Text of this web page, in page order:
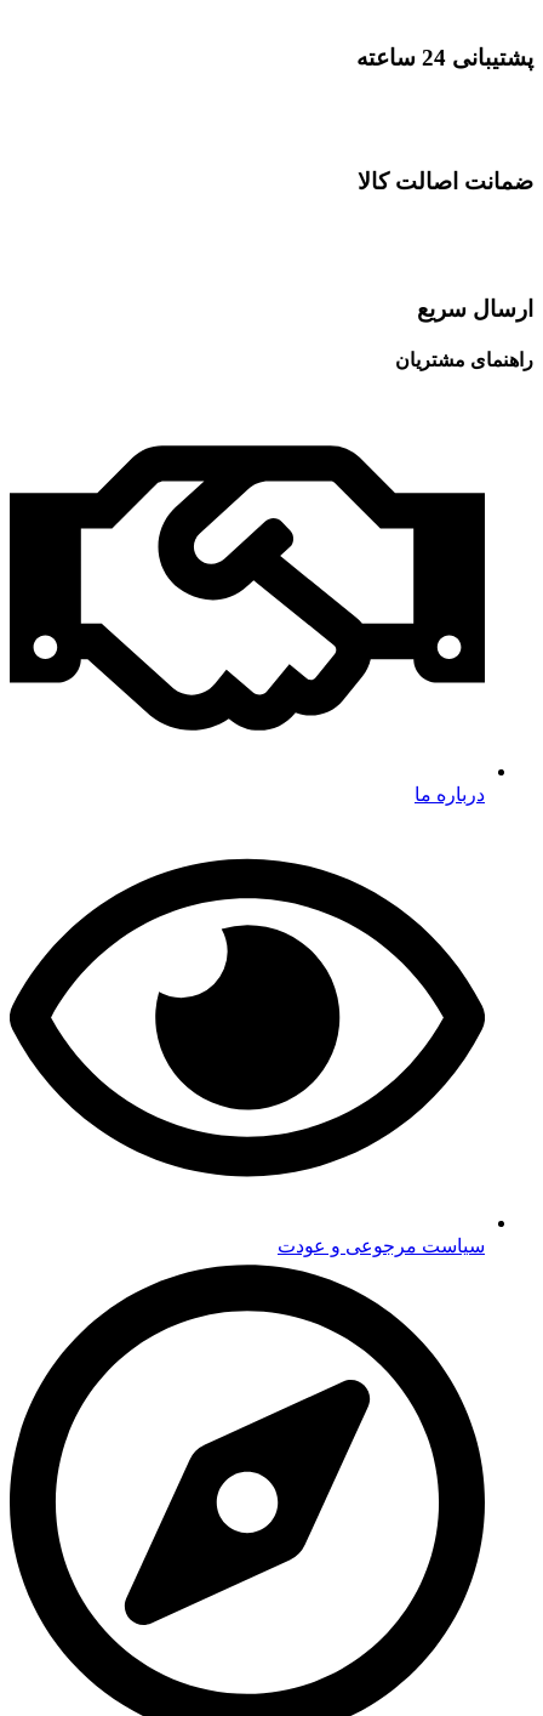
پشتیبانی 24 ساعته
ضمانت اصالت کالا
ارسال سریع
راهنمای مشتریان
درباره ما
سیاست مرجوعی و عودت